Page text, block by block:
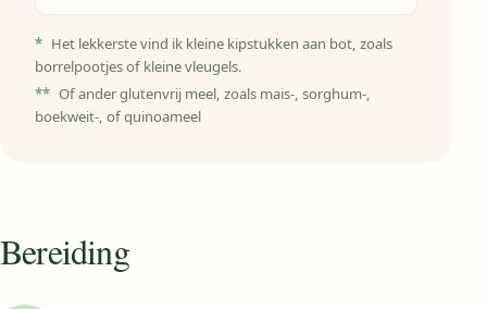
* Het lekkerste vind ik kleine kipstukken aan bot, zoals
borrelpootjes of kleine vleugels.
** Of ander glutenvrij meel, zoals mais-, sorghum-,
boekweit-, of quinoameel
Bereiding